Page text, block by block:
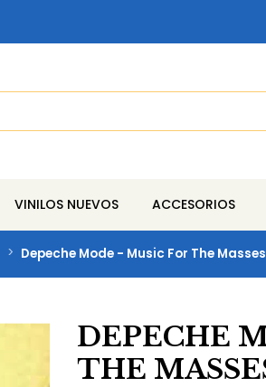
VINILOS NUEVOS ACCESORIOS
Depeche Mode - Music For The Masses
DEPECHE
THE